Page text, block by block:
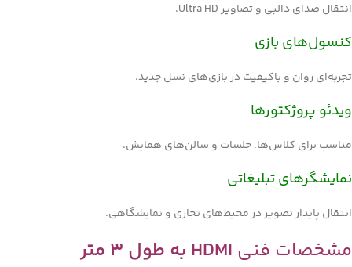
انتقال صدای دالبی و تصاویر Ultra HD.
کنسول‌های بازی
تجربه‌ای روان و باکیفیت در بازی‌های نسل جدید.
ویدئو پروژکتورها
مناسب برای کلاس‌ها، جلسات و سالن‌های همایش.
نمایشگرهای تبلیغاتی
انتقال پایدار تصویر در محیط‌های تجاری و نمایشگاهی.
مشخصات فنی HDMI به طول 3 متر